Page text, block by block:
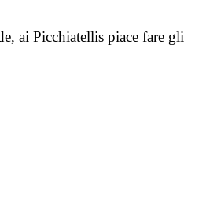
ai Picchiatellis piace fare gli